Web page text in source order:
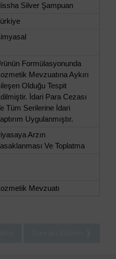
Silver Şampuan
Formülasyonunda
Mevzuatına Aykırı
Olduğu Tespit
İdari Para Cezası
Tüm Serilerine İdari
Uygulanmıştır.
Arzın
Ve Toplatma
Mevzuatı